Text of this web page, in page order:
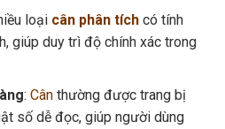
loại cân phân tíchcó tính
giúp duy trì độ chính xác trong
: Cânthường được trang bị
số dễ đọc, giúp người dùng